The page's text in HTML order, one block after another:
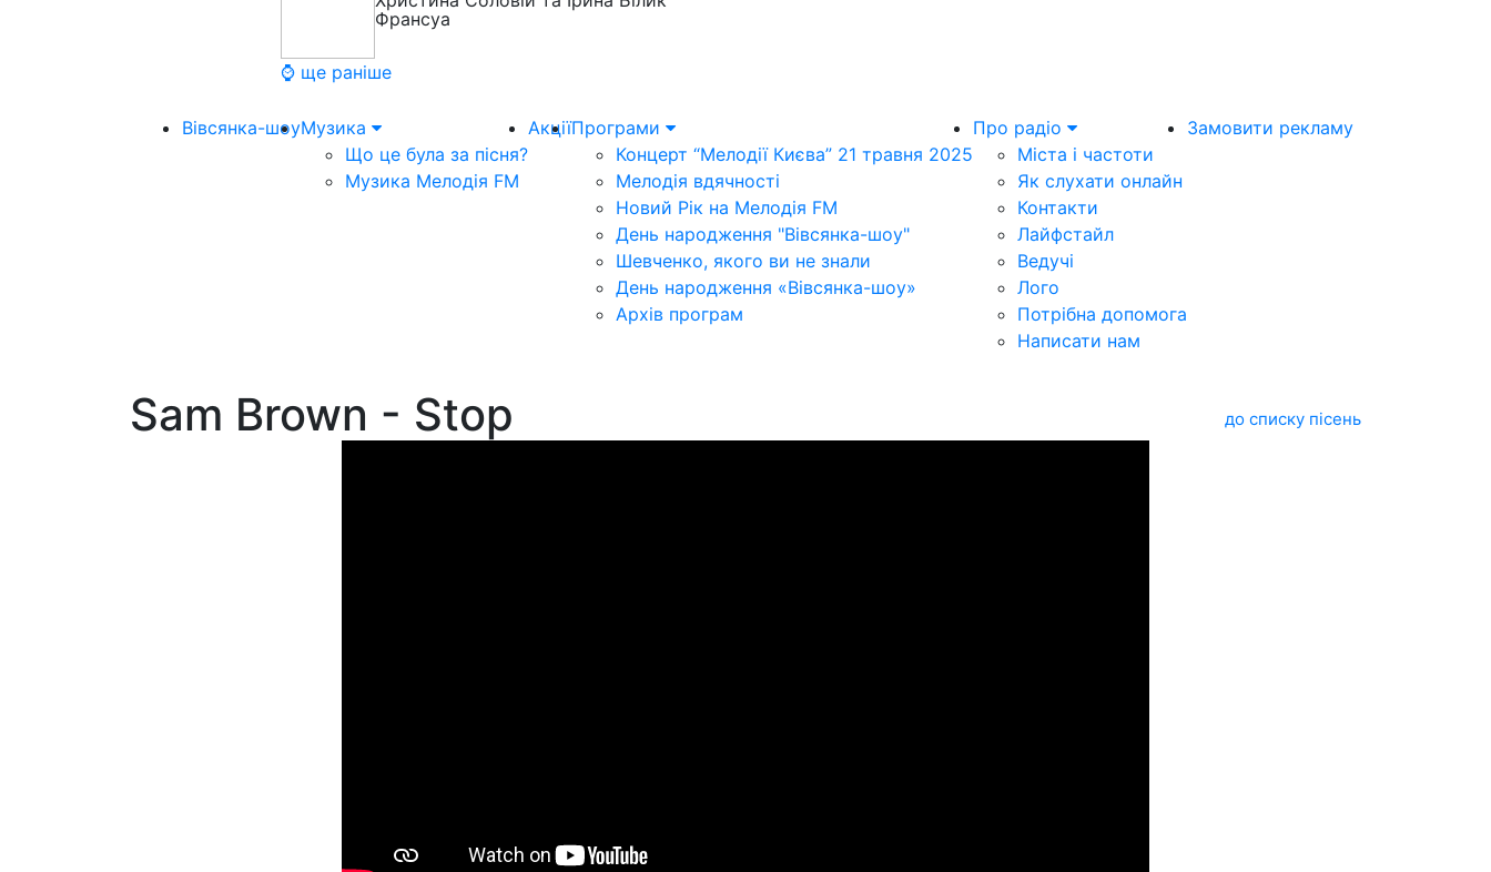
Франсуа
⌚ ще раніше
Вівсянка-шоуМузика
Що це була за пісня?
Музика Мелодія FM
АкціїПрограми
Концерт “Мелодії Києва” 21 травня 2025
Мелодія вдячності
Новий Рік на Мелодія FM
День народження "Вівсянка-шоу"
Шевченко, якого ви не знали
День народження «Вівсянка-шоу»
Архів програм
Про радіо
Міста і частоти
Як слухати онлайн
Контакти
Лайфстайл
Ведучі
Лого
Потрібна допомога
Написати нам
Замовити рекламу
Sam Brown - Stop до списку пісень